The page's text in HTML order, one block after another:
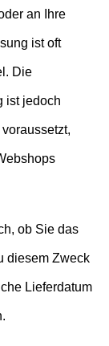
an Ihre
ist oft
Die
ist jedoch
ob Sie das
diesem Zweck
Lieferdatum